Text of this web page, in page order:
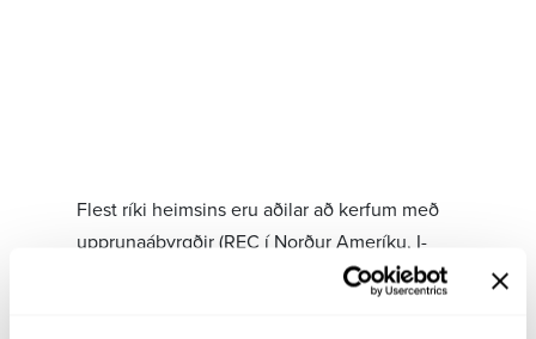
Flest ríki heimsins eru aðilar að kerfum með
uppruna­ábyrgðir (REC í Norður Amer­íku, I-
REC/TIGR í Suður Amer­íku, Rússland, Kína og
Indland, GO í Evrópu­sam­band­inu). Evrópu­sam­